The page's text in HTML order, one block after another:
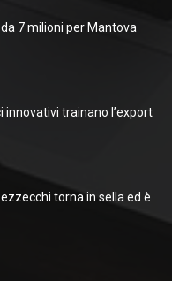
7 milioni per Mantova
innovativi trainano l’export
torna in sella ed è